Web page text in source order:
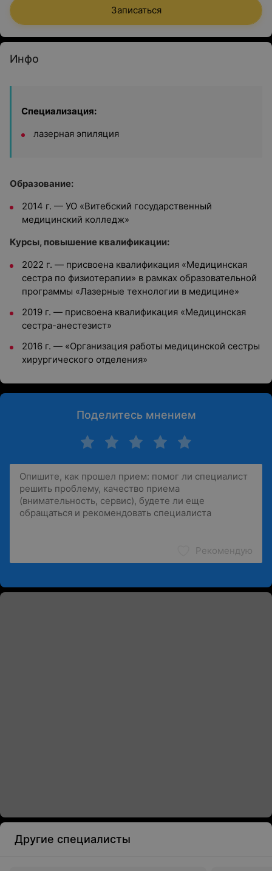
Записаться
Инфо
Специализация:
лазерная эпиляция
Образование:
2014 г. — УО «Витебский государственный
медицинский колледж»
Курсы, повышение квалификации:
2022 г. — присвоена квалификация «Медицинская
сестра по физиотерапии» в рамках образовательной
программы «Лазерные технологии в медицине»
2019 г. — присвоена квалификация «Медицинская
сестра-анестезист»
2016 г. — «Организация работы медицинской сестры
хирургического отделения»
Поделитесь мнением
Рекомендую
Другие специалисты